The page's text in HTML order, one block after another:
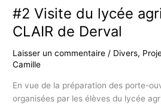
des
services
civiques
#2 Visite du lycée
CLAIR de Derval
Laisser un commentaire / Divers,
Camille
En vue de la préparation des porte-
organisées par les élèves du lycée